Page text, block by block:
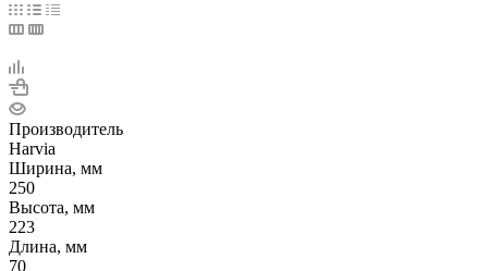
Производитель
Harvia
Ширина, мм
250
Высота, мм
223
Длина, мм
70